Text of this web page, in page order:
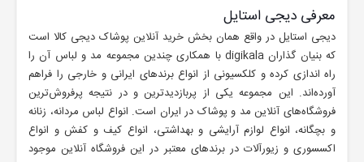
معرفی دیجی استایل
دیجی استایل در واقع همان بخش خرید آنلاین پوشاک دیجی کالا است
که بنیان گذاران digikala با همکاری چندین مجموعه مد و لباس آن را
راه اندازی کرده و کلکسیونی از انواع برندهای ایرانی و خارجی را فراهم
آورده‌اند. این مجموعه یکی از پربازدیدترین و در نتیجه پرفروش‌ترین
فروشگاه‌های آنلاین مد و پوشاک در ایران است. انواع لباس مردانه، زنانه
و بچگانه، انواع لوازم آرایشی و بهداشتی، انواع کیف و کفش و انواع
اکسسوری و زیورآلات در برندهای معتبر در این فروشگاه آنلاین موجود